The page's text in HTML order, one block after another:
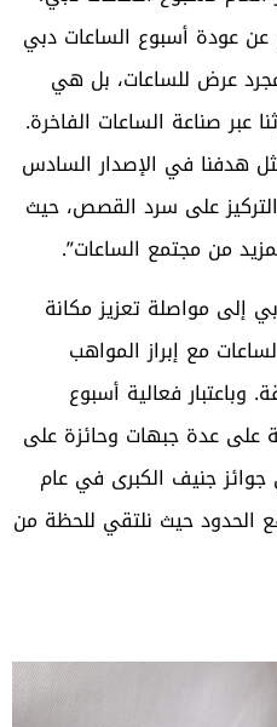
عودة أسبوع الساعات دبي
ليست مجرد عرض للساعات، بل هي
عبر صناعة الساعات الفاخرة.
هدفنا في الإصدار السادس
على سرد القصص، حيث
من مجتمع الساعات”.
إلى مواصلة تعزيز مكانة
مع إبراز المواهب
وباعتبار فعالية أسبوع
على عدة جبهات وحائزة على
جوائز جنيف الكبرى في عام
الحدود حيث نلتقي للحظة من